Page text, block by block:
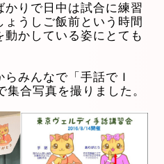
りで日中は試合に練習
うしご飯前という時間
かしている姿にとても
みんなで「手話でＩ
合写真を撮りました。